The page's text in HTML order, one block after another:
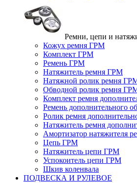
Ремни, цепи и
Кожух ремня ГРМ
Комплект ГРМ
Ремень ГРМ
Натяжитель ремня ГРМ
Натяжной ролик ремня
Обводной ролик ремня
Комплект ремня
Ремень дополнительного
Ролик ремня
Натяжитель ремня
Амортизатор натяжителя
Цепь ГРМ
Натяжитель цепи ГРМ
Успокоитель цепи ГРМ
Шкив коленвала
ПОДВЕСКА И РУЛЕВОЕ